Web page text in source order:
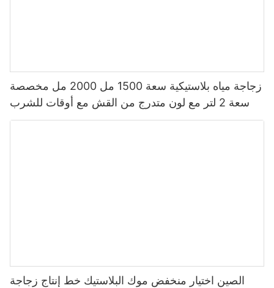
زجاجة مياه بلاستيكية سعة 1500 مل 2000 مل مخصصة
سعة 2 لتر مع لون متدرج من القش مع أوقات للشرب
الصين اختيار منخفض موك البلاستيك خط إنتاج زجاجة